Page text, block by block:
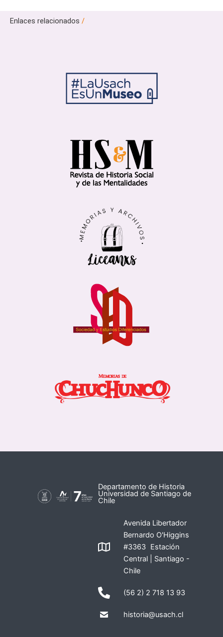
Enlaces relacionados /
Departamento de Historia
Universidad de Santiago de
Chile
Avenida Libertador
Bernardo O'Higgins
#3363 Estación
Central | Santiago -
Chile
(56 2) 2 718 13 93
historia@usach.cl